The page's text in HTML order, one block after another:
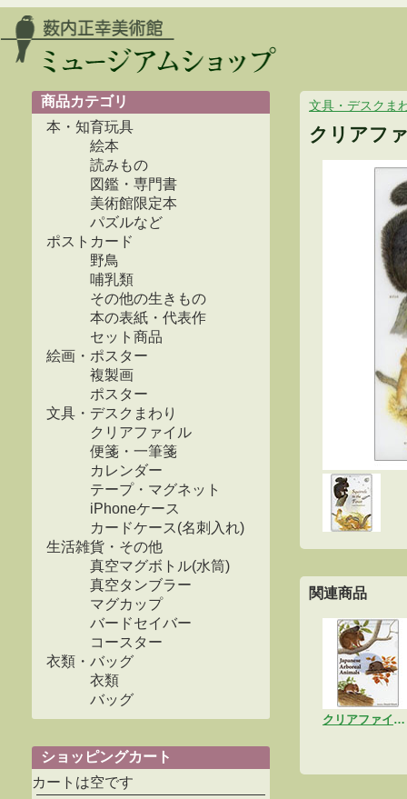
商品カテゴリ
本・知育玩具
絵本
読みもの
図鑑・専門書
美術館限定本
パズルなど
ポストカード
野鳥
哺乳類
その他の生きもの
本の表紙・代表作
セット商品
絵画・ポスター
複製画
ポスター
文具・デスクまわり
クリアファイル
便箋・一筆箋
カレンダー
テープ・マグネット
iPhoneケース
カードケース(名刺入れ)
生活雑貨・その他
真空マグボトル(水筒)
真空タンブラー
マグカップ
バードセイバー
コースター
衣類・バッグ
衣類
バッグ
ショッピングカート
カートは空です
文具・デスクま
クリアフ
関連商品
クリアファイル「樹上動物A」